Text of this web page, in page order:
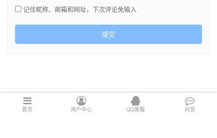
记住昵称、邮箱和网址，下次评论免输入
提交
Copyright © 2021 cghsj.com 版权所有 Powered by 绘世界
首页 用户中心 QQ客服 问答